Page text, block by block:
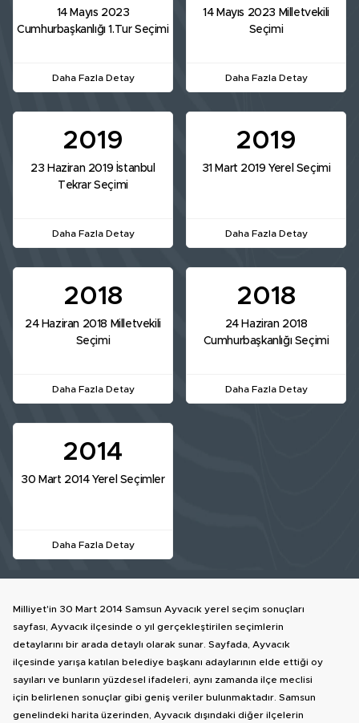
14 Mayıs 2023
Cumhurbaşkanlığı 1.Tur Seçimi
Daha Fazla Detay
14 Mayıs 2023 Milletvekili
Seçimi
Daha Fazla Detay
2019
23 Haziran 2019 İstanbul
Tekrar Seçimi
Daha Fazla Detay
2019
31 Mart 2019 Yerel Seçimi
Daha Fazla Detay
2018
24 Haziran 2018 Milletvekili
Seçimi
Daha Fazla Detay
2018
24 Haziran 2018
Cumhurbaşkanlığı Seçimi
Daha Fazla Detay
2014
30 Mart 2014 Yerel Seçimler
Daha Fazla Detay
Milliyet'in 30 Mart 2014 Samsun Ayvacık yerel seçim sonuçları
sayfası, Ayvacık ilçesinde o yıl gerçekleştirilen seçimlerin
detaylarını bir arada detaylı olarak sunar. Sayfada, Ayvacık
ilçesinde yarışa katılan belediye başkanı adaylarının elde ettiği oy
sayıları ve bunların yüzdesel ifadeleri, aynı zamanda ilçe meclisi
için belirlenen sonuçlar gibi geniş veriler bulunmaktadır. Samsun
genelindeki harita üzerinden, Ayvacık dışındaki diğer ilçelerin